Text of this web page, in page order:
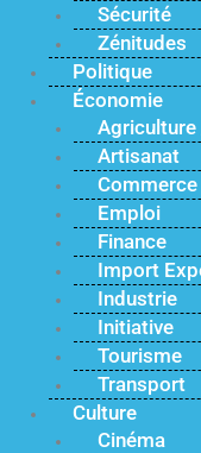
Sécurité
Zénitudes
Politique
Économie
Agriculture
Artisanat
Commerce
Emploi
Finance
Import
Industrie
Initiative
Tourisme
Transport
Culture
Cinéma